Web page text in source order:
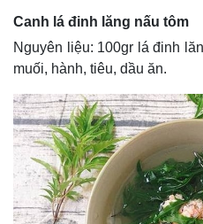
Canh lá đinh lăng nấu tôm
Nguyên liệu: 100gr lá đinh
muối, hành, tiêu, dầu ăn.